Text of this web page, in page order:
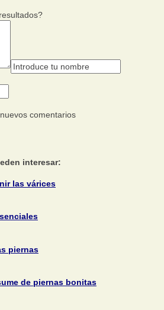
comentarios
interesar:
las várices
piernas
de piernas bonitas